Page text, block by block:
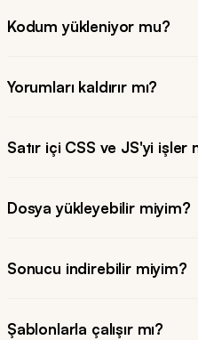
Kodum yükleniyor mu?
Yorumları kaldırır mı?
Satır içi CSS ve JS'yi işler
Dosya yükleyebilir miyim?
Sonucu indirebilir miyim?
Şablonlarla çalışır mı?